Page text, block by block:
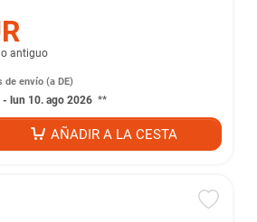
antiguo
de envío (a DE)
- lun 10. ago 2026 **
AÑADIR A LA CESTA